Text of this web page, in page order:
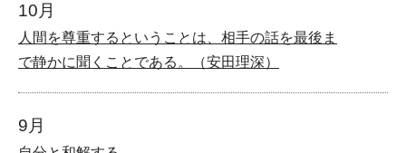
10月
人間を尊重するということは、相手の話を最後ま
で静かに聞くことである。（安田理深）
9月